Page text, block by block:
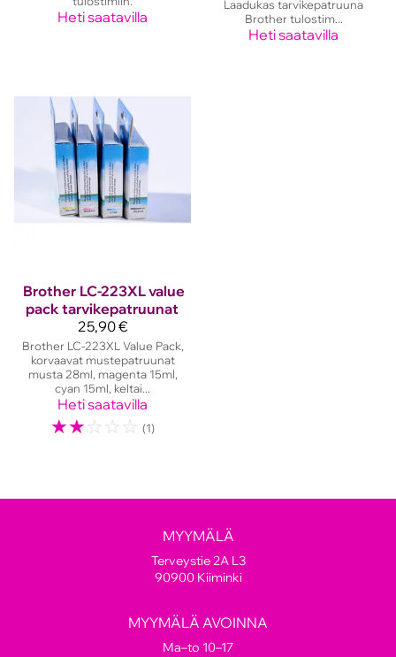
Heti saatavilla
Laadukas tarvikepatruuna
Brother tulostim...
Heti saatavilla
Brother LC-223XL value
pack tarvikepatruunat
25,90 €
Brother LC-223XL Value Pack,
korvaavat mustepatruunat
musta 28ml, magenta 15ml,
cyan 15ml, keltai...
Heti saatavilla
☆☆☆ ☆ ☆ (1)
MYYMÄLÄ
Terveystie 2A L3
90900 Kiiminki
MYYMÄLÄ AVOINNA
Ma–to 10–17